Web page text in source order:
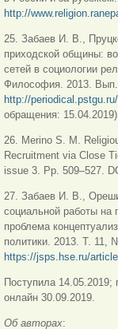
http://
25. Забаев И. В.,
приходской общины:
сетей в социологии
Философия. 2013.
http://
обращения:
26. Merino S. M.
Recruitment via Close
issue 3. Pp. 509–527.
27. Забаев И. В.,
социальной работы на
проблема
политики. 2013. Т. 11,
https://jsps.hse.ru/
Поступила 14.05.2019;
онлайн 30.09.2019.
Об авторах: